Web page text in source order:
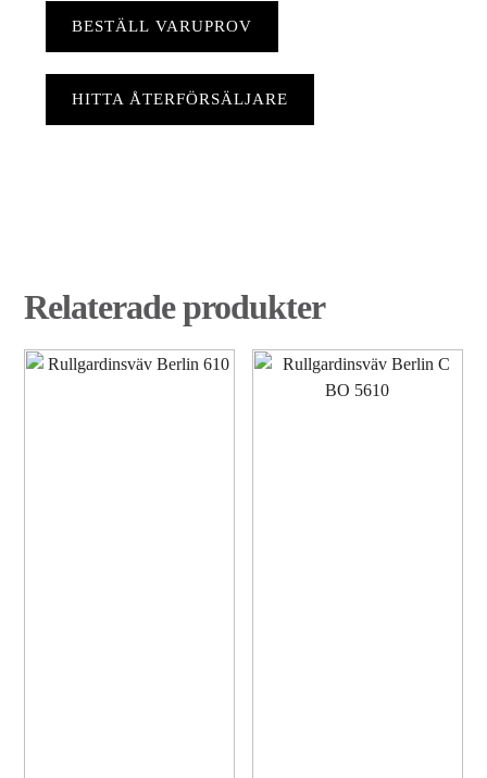
BESTÄLL VARUPROV
HITTA ÅTERFÖRSÄLJARE
Relaterade produkter